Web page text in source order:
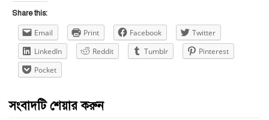
Share this:
Email Print Facebook
Twitter
LinkedIn
Reddit Tumblr
Pinterest
Pocket
সংবাদটি শেয়ার করুন